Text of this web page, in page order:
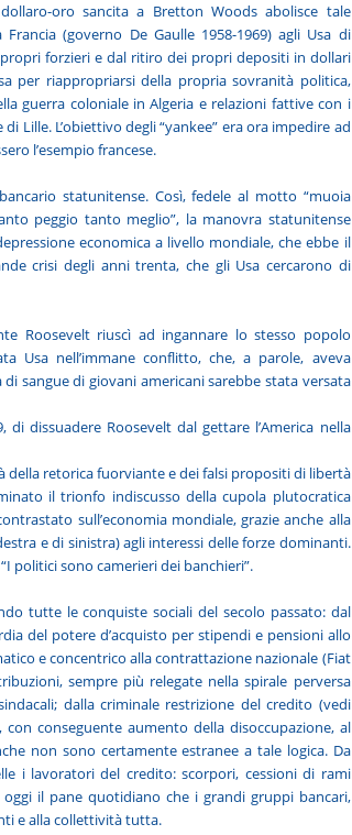
oro sancita a Bretton Woods abolisce tale
(governo De Gaulle 1958-1969) agli Usa di
forzieri e dal ritiro dei propri depositi in dollari
per riappropriarsi della propria sovranità politica,
guerra coloniale in Algeria e relazioni fattive con i
Lille. L’obiettivo degli “yankee” era ora impedire ad
l’esempio francese.
statunitense. Così, fedele al motto “muoia
peggio tanto meglio”, la manovra statunitense
economica a livello mondiale, che ebbe il
crisi degli anni trenta, che gli Usa cercarono di
Roosevelt riuscì ad ingannare lo stesso popolo
Usa nell’immane conflitto, che, a parole, aveva
sangue di giovani americani sarebbe stata versata
dissuadere Roosevelt dal gettare l’America nella
della retorica fuorviante e dei falsi propositi di libertà
il trionfo indiscusso della cupola plutocratica
sull’economia mondiale, grazie anche alla
e di sinistra) agli interessi delle forze dominanti.
politici sono camerieri dei banchieri”.
tutte le conquiste sociali del secolo passato: dal
del potere d’acquisto per stipendi e pensioni allo
e concentrico alla contrattazione nazionale (Fiat
sempre più relegate nella spirale perversa
dalla criminale restrizione del credito (vedi
con conseguente aumento della disoccupazione, al
non sono certamente estranee a tale logica. Da
i lavoratori del credito: scorpori, cessioni di rami
oggi il pane quotidiano che i grandi gruppi bancari,
e alla collettività tutta.